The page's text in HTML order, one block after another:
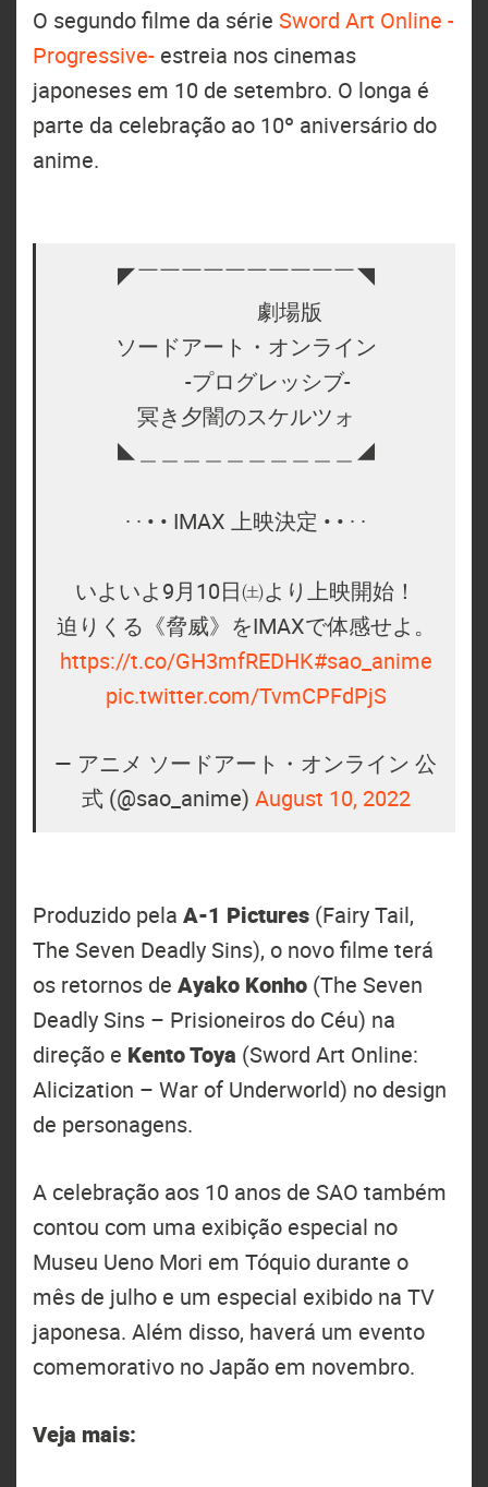
O segundo filme da série Sword Art Online -
Progressive- estreia nos cinemas
japoneses em 10 de setembro. O longa é
parte da celebração ao 10º aniversário do
anime.
◤￣￣￣￣￣￣￣￣￣￣◥
劇場版
ソードアート・オンライン
-プログレッシブ-
冥き夕闇のスケルツォ
◣＿＿＿＿＿＿＿＿＿＿◢
· · • • IMAX 上映決定 • • · ·
いよいよ9月10日㈯より上映開始！
迫りくる《脅威》をIMAXで体感せよ。
https://t.co/GH3mfREDHK#sao_anime
pic.twitter.com/TvmCPFdPjS
— アニメ ソードアート・オンライン 公
式 (@sao_anime) August 10, 2022
Produzido pela A-1 Pictures (Fairy Tail,
The Seven Deadly Sins), o novo filme terá
os retornos de Ayako Konho (The Seven
Deadly Sins – Prisioneiros do Céu) na
direção e Kento Toya (Sword Art Online:
Alicization – War of Underworld) no design
de personagens.
A celebração aos 10 anos de SAO também
contou com uma exibição especial no
Museu Ueno Mori em Tóquio durante o
mês de julho e um especial exibido na TV
japonesa. Além disso, haverá um evento
comemorativo no Japão em novembro.
Veja mais: